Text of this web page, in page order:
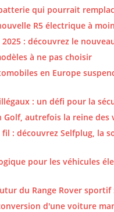
qui pourrait
R5 électrique à
2025 : découvrez le
à ne pas choisir
en Europe
: un défi pour la
Golf, autrefois la reine
fil : découvrez Selfplug,
pour les véhicules
du Range Rover
d'une voiture